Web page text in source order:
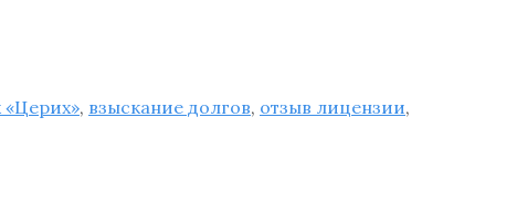
«Церих», взыскание долгов, отзыв лицензии,